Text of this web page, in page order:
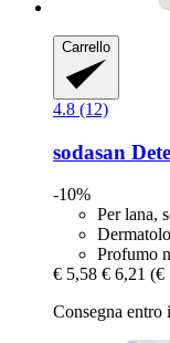
Carrello
4.8 (12)
sodasan
-10%
Per lana,
Profumo
€ 5,58 € 6,21 (€
Consegna entro